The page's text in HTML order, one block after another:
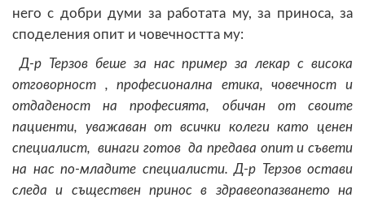
него с добри думи за работата му, за приноса, за
споделения опит и човечността му:
Д-р Терзов беше за нас пример за лекар с висока
отговорност , професионална етика, човечност и
отдаденост на професията, обичан от своите
пациенти, уважаван от всички колеги като ценен
специалист, винаги готов да предава опит и съвети
на нас по-младите специалисти. Д-р Терзов остави
следа и съществен принос в здравеопазването на